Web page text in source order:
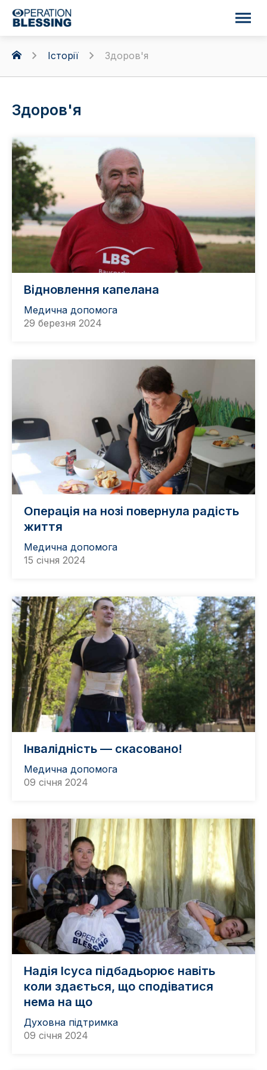
Історії Здоров'я
Здоров'я
Відновлення капелана
Медична допомога
29 березня 2024
Операція на нозі повернула радість
життя
Медична допомога
15 січня 2024
Інвалідність — скасовано!
Медична допомога
09 січня 2024
Надія Ісуса підбадьорює навіть
коли здається, що сподіватися
нема на що
Духовна підтримка
09 січня 2024